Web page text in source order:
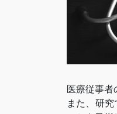
医療従事者
また、研